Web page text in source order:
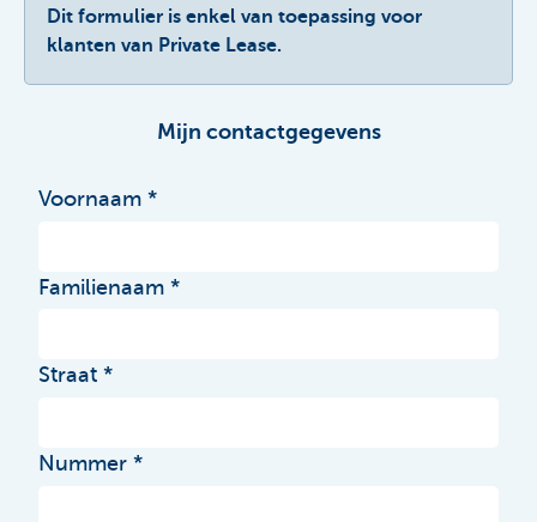
Dit formulier is enkel van toepassing voor
klanten van Private Lease.
Mijn contactgegevens
Voornaam
Familienaam
Straat
Nummer